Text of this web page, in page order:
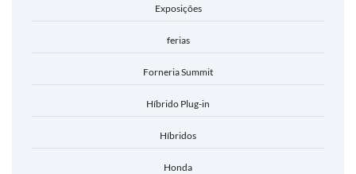
Exposições
ferias
Forneria Summit
Híbrido Plug-in
Híbridos
Honda